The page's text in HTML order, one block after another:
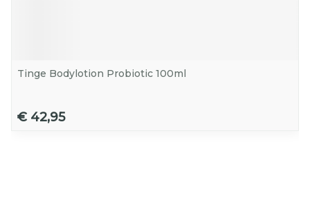
Tinge Bodylotion Probiotic 100ml
€ 42,95